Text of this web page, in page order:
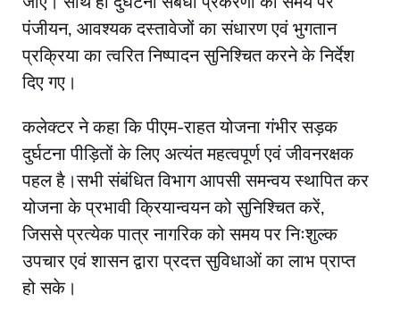
पंजीयन, आवश्यक दस्तावेजों का संधारण एवं भुगतान
प्रक्रिया का त्वरित निष्पादन सुनिश्चित करने के निर्देश
दिए गए।
कलेक्टर ने कहा कि पीएम-राहत योजना गंभीर सड़क
दुर्घटना पीड़ितों के लिए अत्यंत महत्वपूर्ण एवं जीवनरक्षक
पहल है।सभी संबंधित विभाग आपसी समन्वय स्थापित कर
योजना के प्रभावी क्रियान्वयन को सुनिश्चित करें,
जिससे प्रत्येक पात्र नागरिक को समय पर निःशुल्क
उपचार एवं शासन द्वारा प्रदत्त सुविधाओं का लाभ प्राप्त
हो सके।